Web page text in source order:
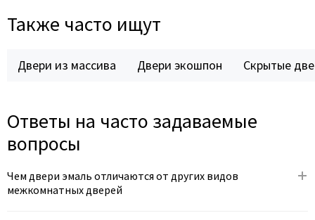
Также часто ищут
Двери из массива Двери экошпон Скрытые
Ответы на часто задаваемые
вопросы
Чем двери эмаль отличаются от других видов
межкомнатных дверей